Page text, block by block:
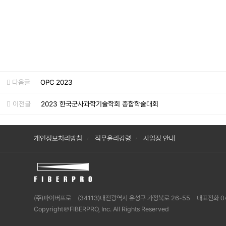
다음글 OPC 2023
이전글 2023 한국군사과학기술학회 종합학술대회
개인정보처리방침 직무윤리강령 사업장 안내
(주)파이버프로 (34113)대전광역시 유성구 가정북로 26-55 대표전화
Copyright＠FIBERPRO, Inc. All Rights Reserved